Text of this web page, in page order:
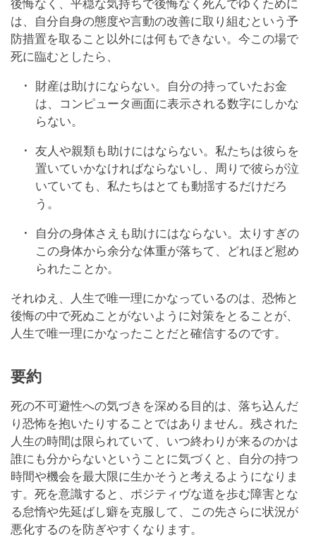
後悔なく、平穏な気持ちで後悔なく死んでゆくために
は、自分自身の態度や言動の改善に取り組むという予
防措置を取ること以外には何もできない。今この場で
死に臨むとしたら、
財産は助けにならない。自分の持っていたお金
は、コンピュータ画面に表示される数字にしかな
らない。
友人や親類も助けにはならない。私たちは彼らを
置いていかなければならないし、周りで彼らが泣
いていても、私たちはとても動揺するだけだろ
う。
自分の身体さえも助けにはならない。太りすぎの
この身体から余分な体重が落ちて、どれほど慰め
られたことか。
それゆえ、人生で唯一理にかなっているのは、恐怖と
後悔の中で死ぬことがないように対策をとることが、
人生で唯一理にかなったことだと確信するのです。
要約
死の不可避性への気づきを深める目的は、落ち込んだ
り恐怖を抱いたりすることではありません。残された
人生の時間は限られていて、いつ終わりが来るのかは
誰にも分からないということに気づくと、自分の持つ
時間や機会を最大限に生かそうと考えるようになりま
す。死を意識すると、ポジティヴな道を歩む障害とな
る怠惰や先延ばし癖を克服して、この先さらに状況が
悪化するのを防ぎやすくなります。